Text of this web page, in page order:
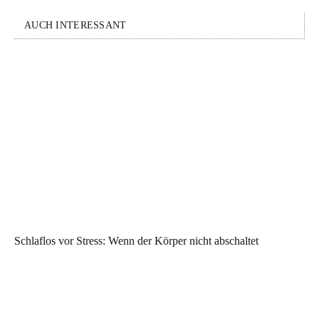
AUCH INTERESSANT
Schlaflos vor Stress: Wenn der Körper nicht abschaltet